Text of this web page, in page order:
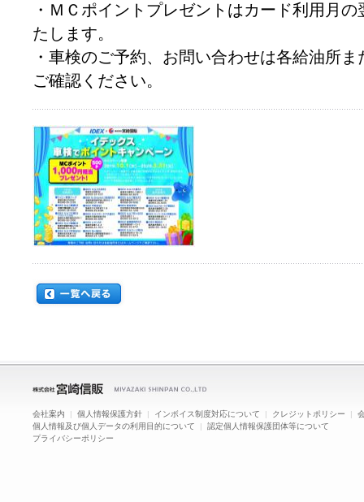
・ＭＣポイントプレゼントはカード利用月
たします。
・車検のご予約、お問い合わせは各給油所
ご確認ください。
会社案内 | 個人情報保護方針 | インボイス制度対応について | クレジットポリシー |
個人情報及び個人データの利用目的について | 認定個人情報保護団体等について
プライバシーポリシー